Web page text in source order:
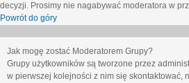
decyzji. Prosimy nie nagabywać moderatora w
Powrót do góry
Jak mogę zostać Moderatorem Grupy?
Grupy użytkowników są tworzone przez
w pierwszej kolejności z nim się skontaktować,